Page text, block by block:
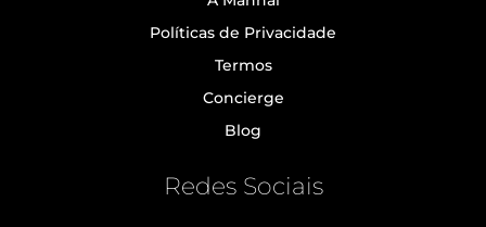
Políticas de Privacidade
Termos
Concierge
Blog
Redes Sociais